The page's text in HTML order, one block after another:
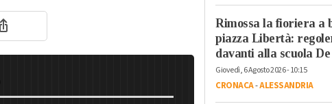
Rimossa la fioriera a
piazza Libertà:
davanti alla scuola
Giovedì, 6 Agosto 2026 - 10:15
CRONACA-ALESSANDRIA